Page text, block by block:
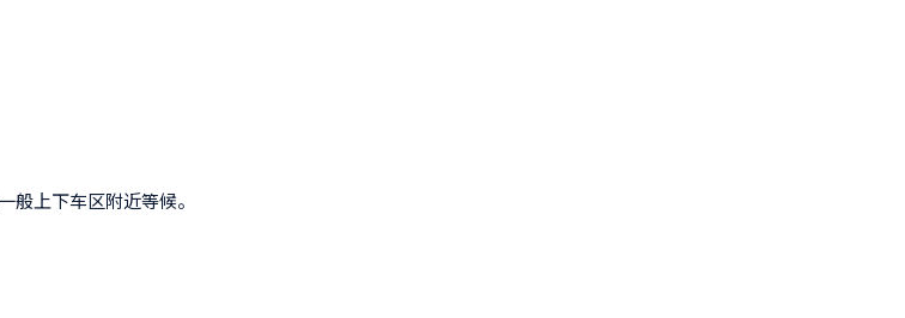
般上下车区附近等候。